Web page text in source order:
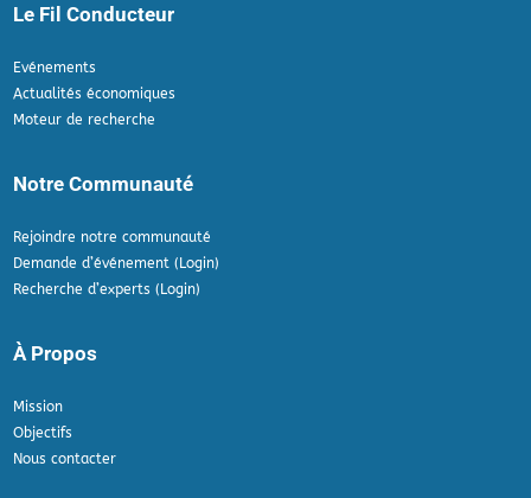
Le Fil Conducteur
Evénements
Actualités économiques
Moteur de recherche
Notre Communauté
Rejoindre notre communauté
Demande d’événement (Login)
Recherche d’experts (Login)
À Propos
Mission
Objectifs
Nous contacter